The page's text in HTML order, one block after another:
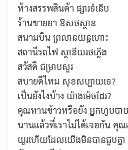
ห้างสรรพสินค้า ផ្សារទំនើប
ร้านขายยา ឱសថស្ថាន
สนามบิน ព្រលានយន្ដហោះ
สถานีรถไฟ ស្ថានីយរថភ្លើង
สวัสดี ជម្រាបសួរ
สบายดีไหม សុខសប្បាយទេ?
เป็นยังไงบ้าง យ៉ាងម៉េចដែរ?
คุณทานข้าวหรือยัง អ្នកហូបប
นานแล้วที่เราไม่ได้เจอกัน คุณ
យូរហើយដែលយើងមិនបានជួបគ្នា